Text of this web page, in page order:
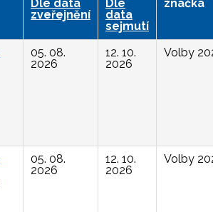
Dle data
zveřejnění
Dle
data
sejmutí
značka
05. 08.
2026
12. 10.
2026
Volby
05. 08.
2026
12. 10.
2026
Volby